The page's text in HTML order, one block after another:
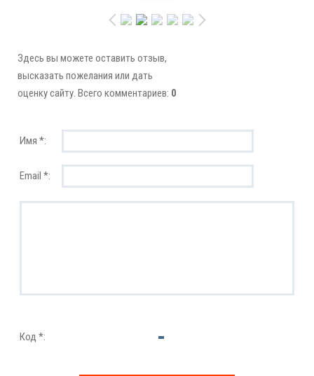
Здесь вы можете оставить отзыв,
высказать пожелания или дать
оценку сайту. Всего комментариев: 0
Имя *:
Email *:
Код *: